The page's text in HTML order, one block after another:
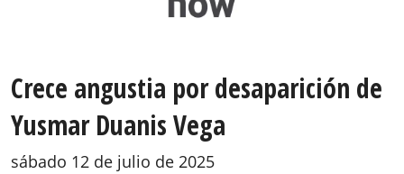
Crece angustia por desaparición de
Yusmar Duanis Vega
sábado 12 de julio de 2025